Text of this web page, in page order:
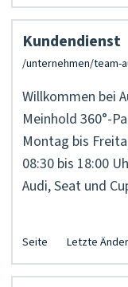
Kundendienst
Willkommen bei
Meinhold 360°-
Montag bis
08:30 bis 18:00
Audi, Seat und
Seite Letzte